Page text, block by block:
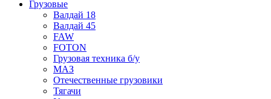
Грузовые
Валдай 18
Валдай 45
FAW
FOTON
Грузовая техника б/у
МАЗ
Отечественные грузовики
Тягачи